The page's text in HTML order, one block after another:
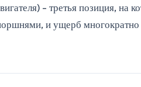
- третья позиция, на
и ущерб